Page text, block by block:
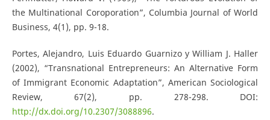
the Multinational Coroporation”, Columbia Journal of World
Business, 4(1), pp. 9-18.
Portes, Alejandro, Luis Eduardo Guarnizo y William J. Haller
(2002), “Transnational Entrepreneurs: An Alternative Form
of Immigrant Economic Adaptation”, American Sociological
Review, 67(2), pp. 278-298. DOI:
http://dx.doi.org/10.2307/3088896.